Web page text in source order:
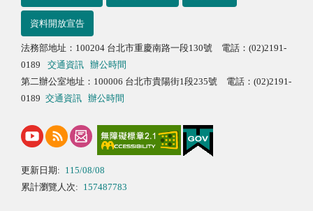
資料開放宣告
法務部地址：100204 台北市重慶南路一段130號 電話：(02)2191-
0189
交通資訊
辦公時間
第二辦公室地址：100006 台北市貴陽街1段235號 電話：(02)2191-
0189 交通資訊 辦公時間
更新日期: 115/08/08
累計瀏覽人次: 157487783